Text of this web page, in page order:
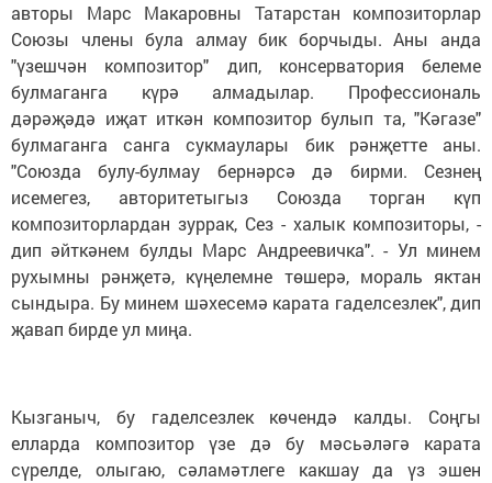
авторы Марс Макаровны Татарстан композиторлар
Союзы члены була алмау бик борчыды. Аны анда
"үзешчән композитор" дип, консерватория белеме
булмаганга күрә алмадылар. Профессиональ
дәрәҗәдә иҗат иткән композитор булып та, "Кәгазе"
булмаганга санга сукмаулары бик рәнҗетте аны.
"Союзда булу-булмау бернәрсә дә бирми. Сезнең
исемегез, авторитетыгыз Союзда торган күп
композиторлардан зуррак, Сез - халык композиторы, -
дип әйткәнем булды Марс Андреевичка". - Ул минем
рухымны рәнҗетә, күңелемне төшерә, мораль яктан
сындыра. Бу минем шәхесемә карата гаделсезлек", дип
җавап бирде ул миңа.
Кызганыч, бу гаделсезлек көчендә калды. Соңгы
елларда композитор үзе дә бу мәсьәләгә карата
сүрелде, олыгаю, сәламәтлеге какшау да үз эшен